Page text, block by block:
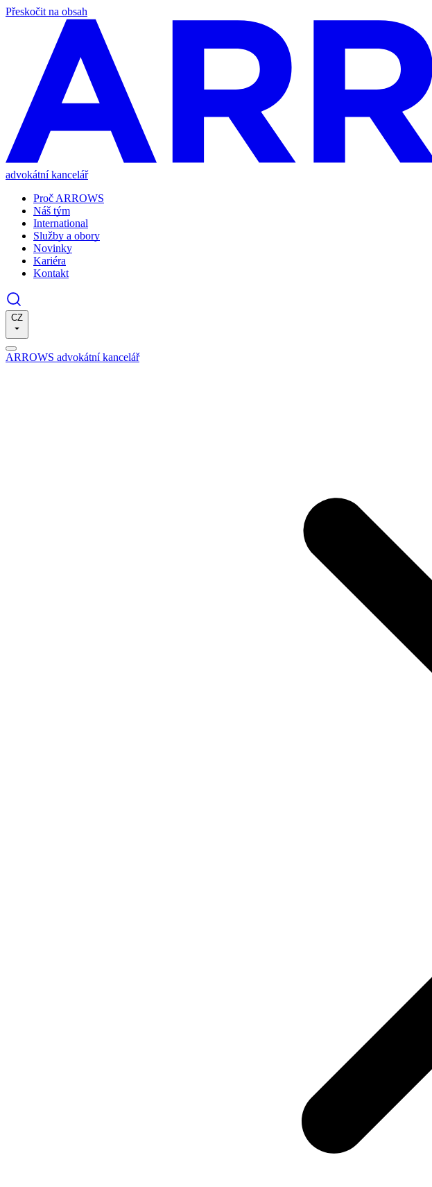
Přeskočit na obsah
advokátní kancelář
Proč ARROWS
Náš tým
International
Služby a obory
Novinky
Kariéra
Kontakt
CZ
ARROWS advokátní kancelář